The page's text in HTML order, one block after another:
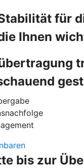
für
Ihnen
bis zur